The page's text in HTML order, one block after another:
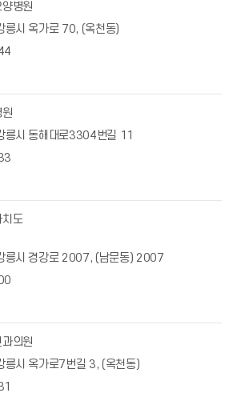
병원
릉시 옥가로 70, (옥천동)
릉시 동해대로3304번길 11
치도
릉시 경강로 2007, (남문동) 2007
의원
릉시 옥가로7번길 3, (옥천동)